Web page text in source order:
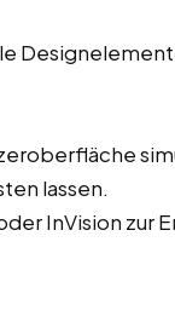
lassen.
InVision zur